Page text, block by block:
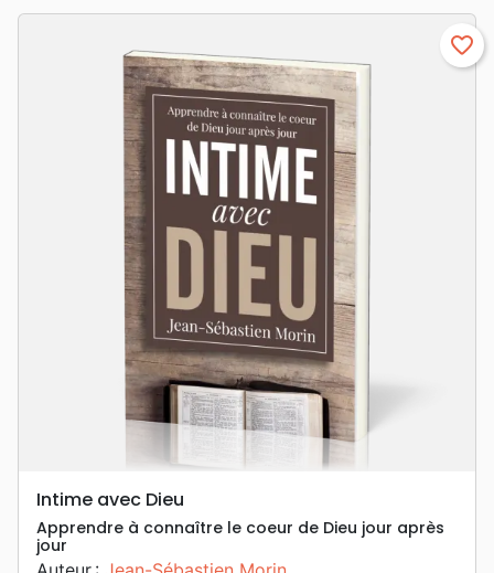
favorite_border
Intime avec Dieu
Apprendre à connaître le coeur de Dieu jour après
jour